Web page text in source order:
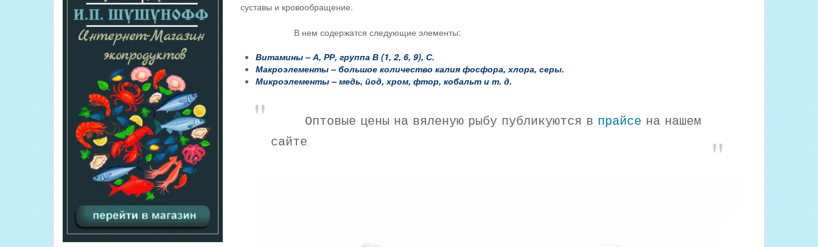
суставы и кровообращение.
В нем содержатся следующие элементы:
Витамины – А, РР, группа В (1, 2, 6, 9), С.
Макроэлементы – большое количество калия фосфора, хлора, серы.
Микроэлементы – медь, йод, хром, фтор, кобальт и т. д.
Оптовые цены на вяленую рыбу публикуются в прайсе на нашем
сайте.